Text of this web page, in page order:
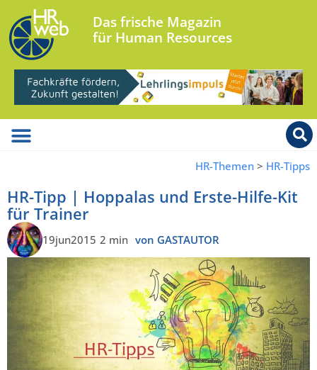
Das frische Magazin
für Human Resources
HR-Themen > HR-Tipps
HR-Tipp | Hoppalas und Erste-Hilfe-Kit
für Trainer
19jun2015 2 min von GASTAUTOR